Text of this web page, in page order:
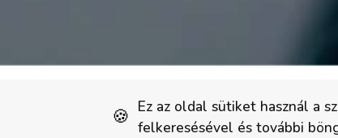
🍪 Ez az oldal sütiket használ a
felkeresésével és további